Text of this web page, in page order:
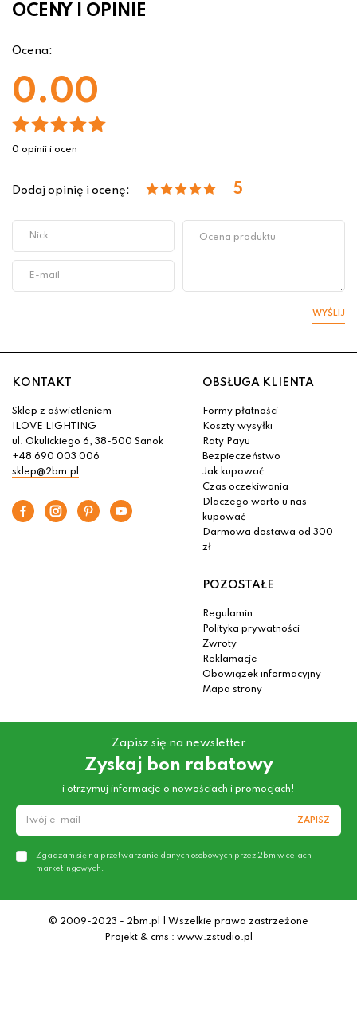
OCENY I OPINIE
Ocena:
0.00
0 opinii i ocen
Dodaj opinię i ocenę: 5
WYŚLIJ
KONTAKT
Sklep z oświetleniem
ILOVE LIGHTING
ul. Okulickiego 6, 38-500 Sanok
+48 690 003 006
sklep@2bm.pl
OBSŁUGA KLIENTA
Formy płatności
Koszty wysyłki
Raty Payu
Bezpieczeństwo
Jak kupować
Czas oczekiwania
Dlaczego warto u nas
kupować
Darmowa dostawa od 300
zł
POZOSTAŁE
Regulamin
Polityka prywatności
Zwroty
Reklamacje
Obowiązek informacyjny
Mapa strony
Zapisz się na newsletter
Zyskaj bon rabatowy
i otrzymuj informacje o nowościach i promocjach!
ZAPISZ
Zgadzam się na przetwarzanie danych osobowych przez 2bm w celach
marketingowych.
© 2009-2023 - 2bm.pl | Wszelkie prawa zastrzeżone
Projekt & cms : www.zstudio.pl